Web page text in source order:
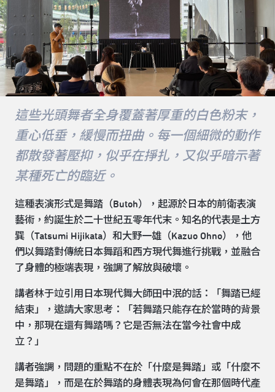
這些光頭舞者全身覆蓋著厚重的白色粉末，
重心低垂，緩慢而扭曲。每一個細微的動作
都散發著壓抑，似乎在掙扎，又似乎暗示著
某種死亡的臨近。
這種表演形式是舞踏（Butoh），起源於日本的前衛表演
藝術，約誕生於二十世紀五零年代末。知名的代表是土方
巽（Tatsumi Hijikata）和大野一雄（Kazuo Ohno），他
們以舞踏對傳統日本舞蹈和西方現代舞進行挑戰，並融合
了身體的極端表現，強調了解放與破壞。
講者林于竝引用日本現代舞大師田中泯的話：「舞踏已經
結束」，邀請大家思考：「若舞踏只能存在於當時的背景
中，那現在還有舞踏嗎？它是否無法在當今社會中成
立？」
講者強調，問題的重點不在於「什麼是舞踏」或「什麼不
是舞踏」，而是在於舞踏的身體表現為何會在那個時代產